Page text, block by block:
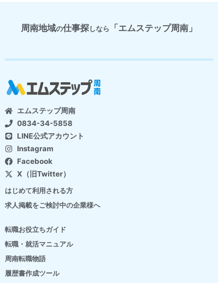
周南地域の仕事探しなら 「エムステップ周南」
エムステップ周南
0834-34-5858
LINE公式アカウント
Instagram
Facebook
X（旧Twitter）
はじめて利用される方
求人掲載をご検討中の企業様へ
転職お役立ちガイド
転職・就活マニュアル
周南転職物語
履歴書作成ツール